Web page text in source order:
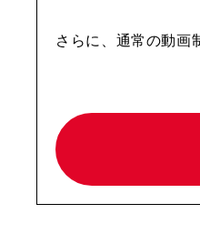
さらに、通常の動画